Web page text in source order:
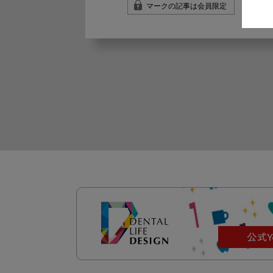
マークの記事は会員限定